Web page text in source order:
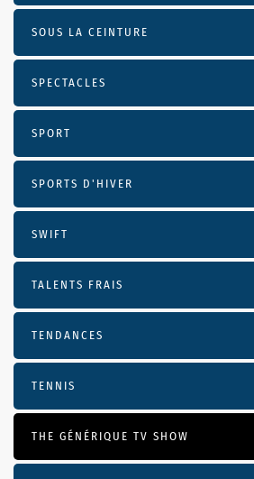
SOUS LA CEINTURE
SPECTACLES
SPORT
SPORTS D'HIVER
SWIFT
TALENTS FRAIS
TENDANCES
TENNIS
THE GÉNÉRIQUE TV SHOW